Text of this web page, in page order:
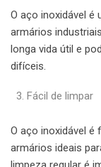
O aço inoxidável é
armários
longa vida útil e
difíceis.
Fácil de limpar
O aço inoxidável é
armários ideais